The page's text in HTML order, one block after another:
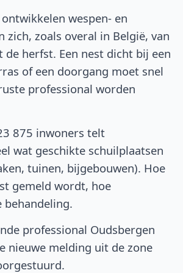
wespen- en
zich, zoals overal in België, van
herfst. Een nest dicht bij een
of een doorgang moet snel
professional worden
875 inwoners telt
wat geschikte schuilplaatsen
tuinen, bijgebouwen). Hoe
gemeld wordt, hoe
behandeling.
professional Oudsbergen
nieuwe melding uit de zone